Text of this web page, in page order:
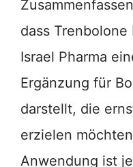
dass
Israel Pharma
Ergänzung für
darstellt, die
erzielen
Anwendung ist